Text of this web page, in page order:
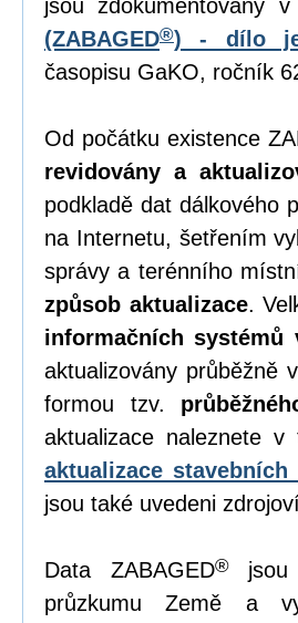
jsou zdokumentovány
(ZABAGED®) - dílo
časopisu GaKO, ročník
Od počátku existence
revidovány a
podkladě dat dálkového
na Internetu, šetřením
správy a terénního
způsob aktualizace.
informačních systémů
aktualizovány průběžně
formou tzv.
aktualizace naleznete v
aktualizace stavebních
jsou také uvedeni
Data ZABAGED®jsou
průzkumu Země a